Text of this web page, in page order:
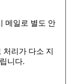
메일로 별도 안
리가 다소 지
니다.